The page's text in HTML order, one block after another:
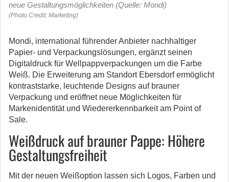
neue Gestaltungsmöglichkeiten (Quelle: Mondi)
(Photo Credit: Marketing)
Mondi, international führender Anbieter nachhaltiger
Papier- und Verpackungslösungen, ergänzt seinen
Digitaldruck für Wellpappverpackungen um die Farbe
Weiß. Die Erweiterung am Standort Ebersdorf ermöglicht
kontraststarke, leuchtende Designs auf brauner
Verpackung und eröffnet neue Möglichkeiten für
Markenidentität und Wiedererkennbarkeit am Point of
Sale.
Weißdruck auf brauner Pappe: Höhere
Gestaltungsfreiheit
Mit der neuen Weißoption lassen sich Logos, Farben und